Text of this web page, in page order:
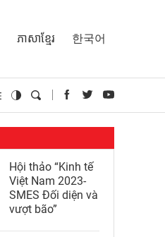
ភាសាខ្មែរ 한국어
Hội thảo “Kinh tế
Việt Nam 2023-
SMES Đối diện và
vượt bão”